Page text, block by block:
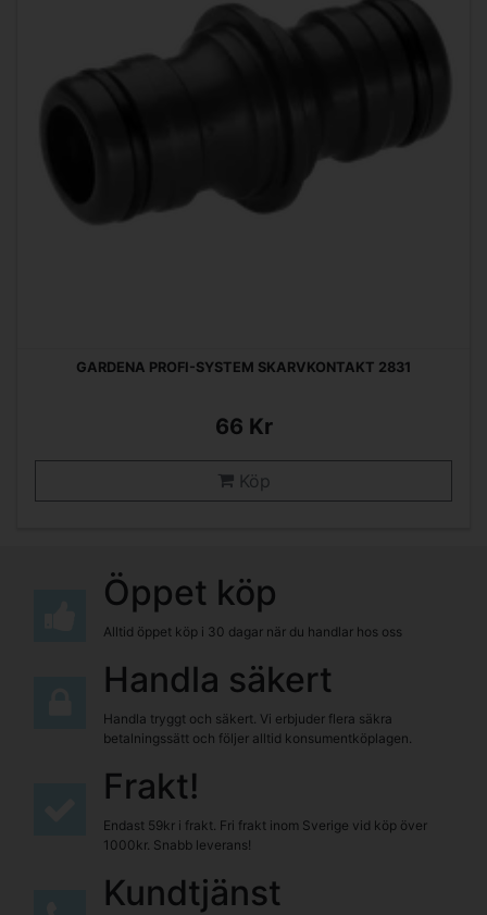
GARDENA PROFI-SYSTEM SKARVKONTAKT 2831
66 Kr
Köp
Öppet köp
Alltid öppet köp i 30 dagar när du handlar hos oss
Handla säkert
Handla tryggt och säkert. Vi erbjuder flera säkra
betalningssätt och följer alltid konsumentköplagen.
Frakt!
Endast 59kr i frakt. Fri frakt inom Sverige vid köp över
1000kr. Snabb leverans!
Kundtjänst